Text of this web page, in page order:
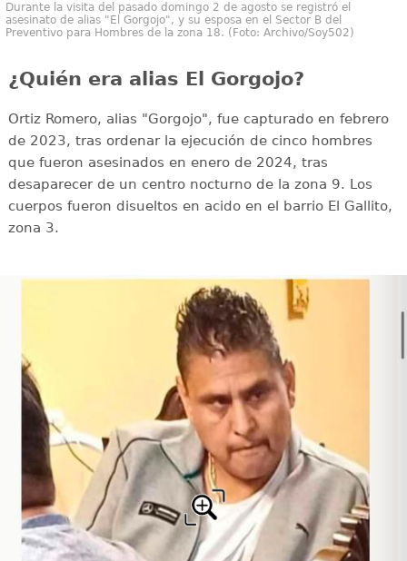
Durante la visita del pasado domingo 2 de agosto se registró el
asesinato de alias "El Gorgojo", y su esposa en el Sector B del
Preventivo para Hombres de la zona 18. (Foto: Archivo/Soy502)
¿Quién era alias El Gorgojo?
Ortiz Romero, alias "Gorgojo", fue capturado en febrero
de 2023, tras ordenar la ejecución de cinco hombres
que fueron asesinados en enero de 2024, tras
desaparecer de un centro nocturno de la zona 9. Los
cuerpos fueron disueltos en acido en el barrio El Gallito,
zona 3.